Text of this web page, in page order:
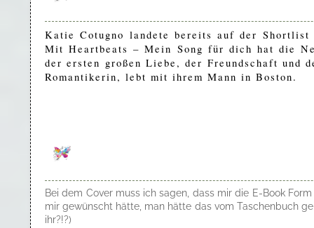
Katie Cotugno landete bereits auf der
Mit Heartbeats – Mein Song für dich hat die
der ersten großen Liebe, der Freundschaft und
Romantikerin, lebt mit ihrem Mann in Boston.
Bei dem Cover muss ich sagen, dass mir die E-Book
mir gewünscht hätte, man hätte das vom Taschenbuch
ihr?!?)